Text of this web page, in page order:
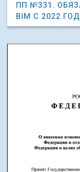
ПП №331.
BIM C 2022